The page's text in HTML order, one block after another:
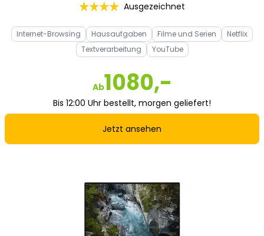
Ausgezeichnet
Internet-Browsing Hausaufgaben Filme und Serien
Netflix
Textverarbeitung
YouTube
Ab1080,-
Bis 12:00 Uhr bestellt, morgen geliefert!
Jetzt ansehen